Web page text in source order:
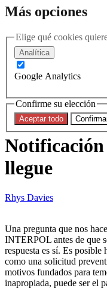
Más opciones
Elige qué cookies
Analítica
Google Analytics
Confirme su elección
Aceptar todo
Inicio
Solicitudes
Notificación Roja
8 de junio de 2026
Solicitudes
Notificación
llegue
Rhys Davies
Una pregunta que nos
INTERPOL antes de que
respuesta es sí. Es posible
como una solicitud
motivos fundados para
inapropiada, puede ser el